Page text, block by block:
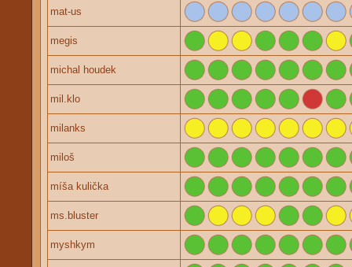
mat-us
megis
michal houdek
mil.klo
milanks
miloš
míša kulička
ms.bluster
myshkym